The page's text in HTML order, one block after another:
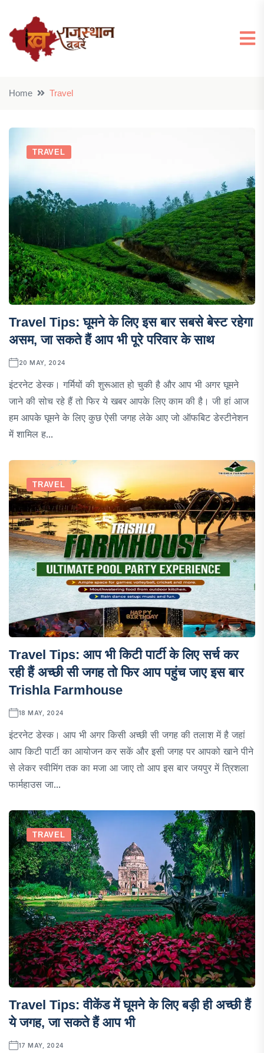
Home Travel
TRAVEL
Travel Tips: घूमने के लिए इस बार सबसे बेस्ट रहेगा
असम, जा सकते हैं आप भी पूरे परिवार के साथ
20 MAY, 2024
इंटरनेट डेस्क। गर्मियों की शुरूआत हो चुकी है और आप भी अगर घूमने
जाने की सोच रहे हैं तो फिर ये खबर आपके लिए काम की है। जी हां आज
हम आपके घूमने के लिए कुछ ऐसी जगह लेके आए जो ऑफबिट डेस्टीनेशन
में शामिल ह...
TRAVEL
Travel Tips: आप भी किटी पार्टी के लिए सर्च कर
रही हैं अच्छी सी जगह तो फिर आप पहुंच जाए इस बार
Trishla Farmhouse
18 MAY, 2024
इंटरनेट डेस्क। आप भी अगर किसी अच्छी सी जगह की तलाश में है जहां
आप किटी पार्टी का आयोजन कर सकें और इसी जगह पर आपको खाने पीने
से लेकर स्वीमिंग तक का मजा आ जाए तो आप इस बार जयपुर में त्रिशला
फार्महाउस जा...
TRAVEL
Travel Tips: वीकेंड में घूमने के लिए बड़ी ही अच्छी हैं
ये जगह, जा सकते हैं आप भी
17 MAY, 2024